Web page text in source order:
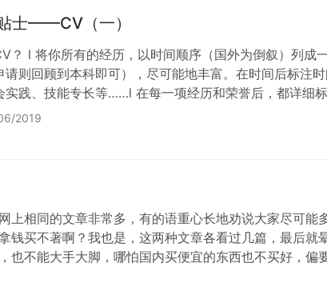
士——CV（一）
？ l 将你所有的经历，以时间顺序（国外为倒叙）列成
请则回顾到本科即可），尽可能地丰富。在时间后标注
实践、技能专长等……l 在每一项经历和荣誉后，都详细
角色，或是某个奖项的获奖比例等。l 从list中筛选相关
2019
上相同的文章非常多，有的语重心长地劝说大家尽可
买不著啊？我也是，这两种文章各看过几篇，最后就
也不能大手大脚，哪怕国内买便宜的东西也不买好，偏
求从而决定带还…